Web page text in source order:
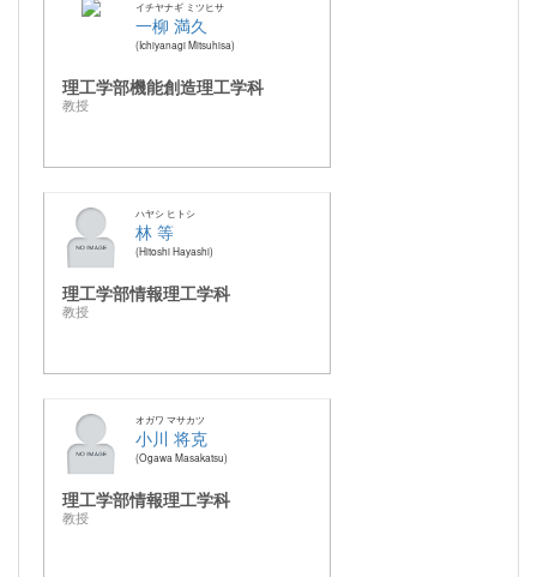
イチヤナギ ミツヒサ
一柳 満久
Ichiyanagi Mitsuhisa
理工学部機能創造理工学科
教授
ハヤシ ヒトシ
林 等
Hitoshi Hayashi
理工学部情報理工学科
教授
オガワ マサカツ
小川 将克
Ogawa Masakatsu
理工学部情報理工学科
教授